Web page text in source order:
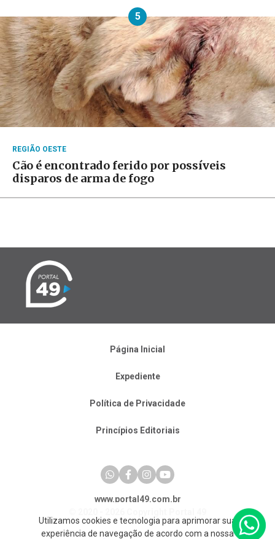
5
REGIÃO OESTE
Cão é encontrado ferido por possíveis
disparos de arma de fogo
Página Inicial
Expediente
Política de Privacidade
Princípios Editoriais
www.portal49.com.br
Utilizamos cookies e tecnologia para aprimorar sua
experiência de navegação de acordo com a nossa